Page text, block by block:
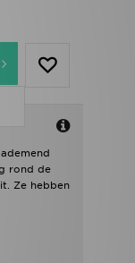
rond de
Ze hebben